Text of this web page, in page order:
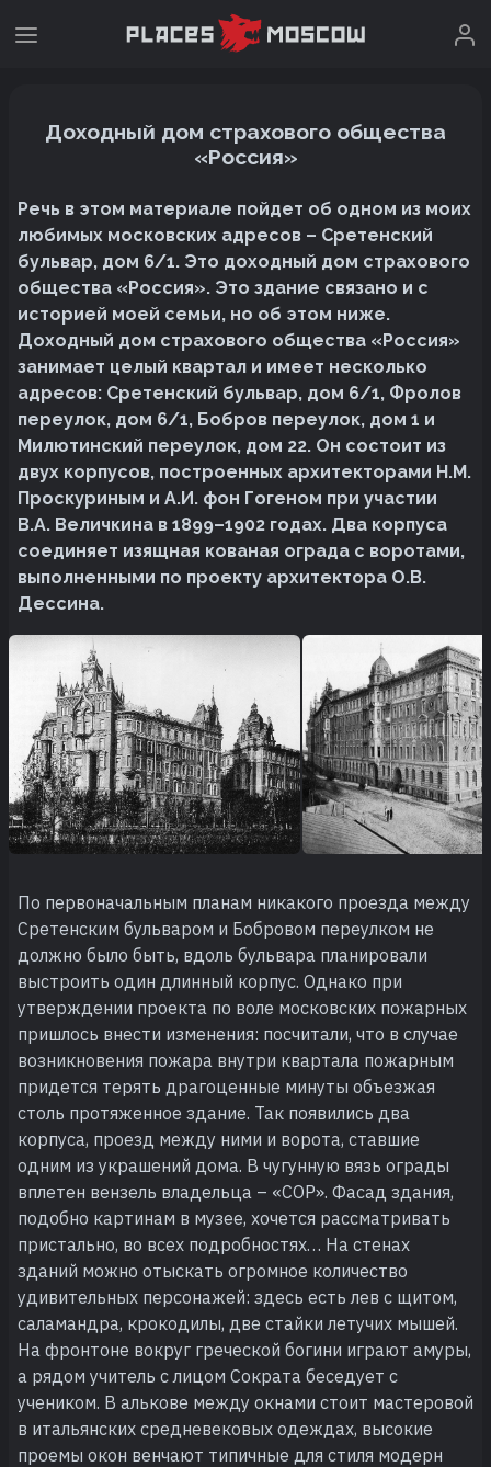
Доходный дом страхового общества
«Россия»
Речь в этом материале пойдет об одном из моих
любимых московских адресов – Сретенский
бульвар, дом 6/1. Это доходный дом страхового
общества «Россия». Это здание связано и с
историей моей семьи, но об этом ниже.
Доходный дом страхового общества «Россия»
занимает целый квартал и имеет несколько
адресов: Сретенский бульвар, дом 6/1, Фролов
переулок, дом 6/1, Бобров переулок, дом 1 и
Милютинский переулок, дом 22. Он состоит из
двух корпусов, построенных архитекторами Н.М.
Проскуриным и А.И. фон Гогеном при участии
В.А. Величкина в 1899–1902 годах. Два корпуса
соединяет изящная кованая ограда с воротами,
выполненными по проекту архитектора О.В.
Дессина.
По первоначальным планам никакого проезда между
Сретенским бульваром и Бобровом переулком не
должно было быть, вдоль бульвара планировали
выстроить один длинный корпус. Однако при
утверждении проекта по воле московских пожарных
пришлось внести изменения: посчитали, что в случае
возникновения пожара внутри квартала пожарным
придется терять драгоценные минуты объезжая
столь протяженное здание. Так появились два
корпуса, проезд между ними и ворота, ставшие
одним из украшений дома. В чугунную вязь ограды
вплетен вензель владельца – «СОР». Фасад здания,
подобно картинам в музее, хочется рассматривать
пристально, во всех подробностях… На стенах
зданий можно отыскать огромное количество
удивительных персонажей: здесь есть лев с щитом,
саламандра, крокодилы, две стайки летучих мышей.
На фронтоне вокруг греческой богини играют амуры,
а рядом учитель с лицом Сократа беседует с
учеником. В алькове между окнами стоит мастеровой
в итальянских средневековых одеждах, высокие
проемы окон венчают типичные для стиля модерн